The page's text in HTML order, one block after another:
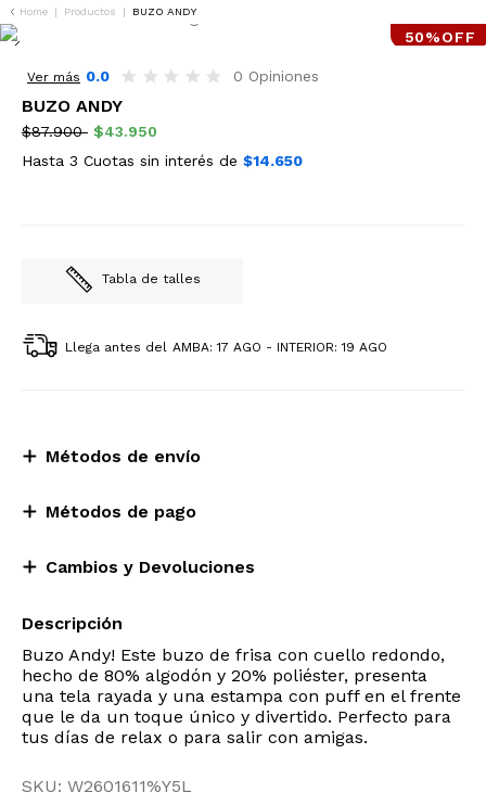
Home | Productos | BUZO ANDY
50%OFF
Ver más 0.0 0 Opiniones
BUZO ANDY
$87.900 $43.950
Hasta 3 Cuotas sin interés de $14.650
Tabla de talles
Llega antes del AMBA: 17 AGO - INTERIOR: 19 AGO
Métodos de envío
Métodos de pago
Cambios y Devoluciones
Descripción
Buzo Andy! Este buzo de frisa con cuello redondo,
hecho de 80% algodón y 20% poliéster, presenta
una tela rayada y una estampa con puff en el frente
que le da un toque único y divertido. Perfecto para
tus días de relax o para salir con amigas.
SKU: W2601611%Y5L